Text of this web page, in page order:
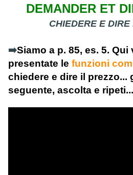
DEMANDER ET
CHIEDERE E
➡️Siamo a p. 85, es. 5. Qui
presentate le funzioni
chiedere e dire il prezzo...
seguente, ascolta e ripeti...